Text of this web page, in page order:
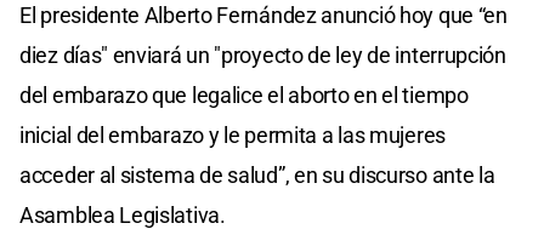
El presidente Alberto Fernández anunció hoy que “en
diez días" enviará un "proyecto de ley de interrupción
del embarazo que legalice el aborto en el tiempo
inicial del embarazo y le permita a las mujeres
acceder al sistema de salud”, en su discurso ante la
Asamblea Legislativa.